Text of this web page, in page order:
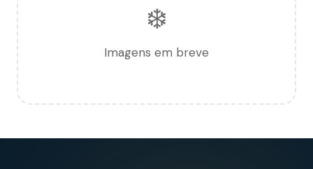
❄️
Imagens em breve